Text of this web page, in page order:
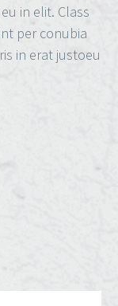
in elit. Class
per conubia
in erat justoeu